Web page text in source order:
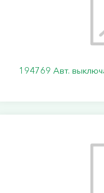
194769 Авт.